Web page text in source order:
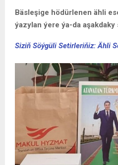
Bäsleşige hödürlenen ähli
ýazylan ýere ýa-da
Siziň Söýgüli Setirleriňiz: Ähli